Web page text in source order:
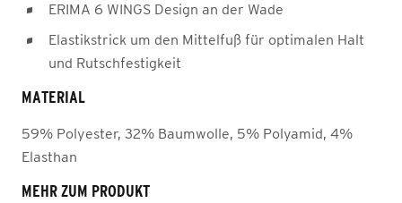
ERIMA 6 WINGS Design an der Wade
Elastikstrick um den Mittelfuß für optimalen Halt
und Rutschfestigkeit
MATERIAL
59% Polyester, 32% Baumwolle, 5% Polyamid, 4%
Elasthan
MEHR ZUM PRODUKT